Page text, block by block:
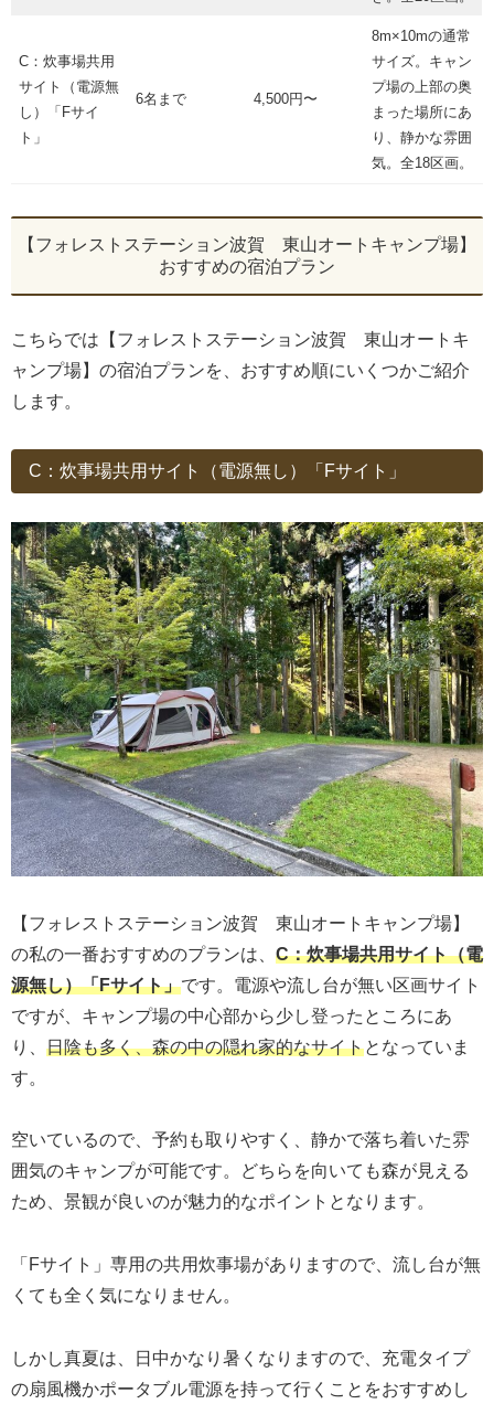
C：炊事場共用
サイト（電源無
し）「Fサイ
ト」
6名まで 4,500円〜
8m×10mの通常
サイズ。キャン
プ場の上部の奥
まった場所にあ
り、静かな雰囲
気。全18区画。
【フォレストステーション波賀 東山オートキャンプ場】
おすすめの宿泊プラン
こちらでは【フォレストステーション波賀 東山オートキ
ャンプ場】の宿泊プランを、おすすめ順にいくつかご紹介
します。
C：炊事場共用サイト（電源無し）「Fサイト」
【フォレストステーション波賀 東山オートキャンプ場】
の私の一番おすすめのプランは、 C：炊事場共用サイト（電
源無し）「Fサイト」です。電源や流し台が無い区画サイト
ですが、キャンプ場の中心部から少し登ったところにあ
り、 日陰も多く、森の中の隠れ家的なサイトとなっていま
す。
空いているので、予約も取りやすく、静かで落ち着いた雰
囲気のキャンプが可能です。どちらを向いても森が見える
ため、景観が良いのが魅力的なポイントとなります。
「Fサイト」専用の共用炊事場がありますので、流し台が無
くても全く気になりません。
しかし真夏は、日中かなり暑くなりますので、充電タイプ
の扇風機かポータブル電源を持って行くことをおすすめし